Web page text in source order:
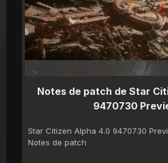
Notes de patch de Star
9470730
Star Citizen Alpha 4.0 9470730
Notes de patch